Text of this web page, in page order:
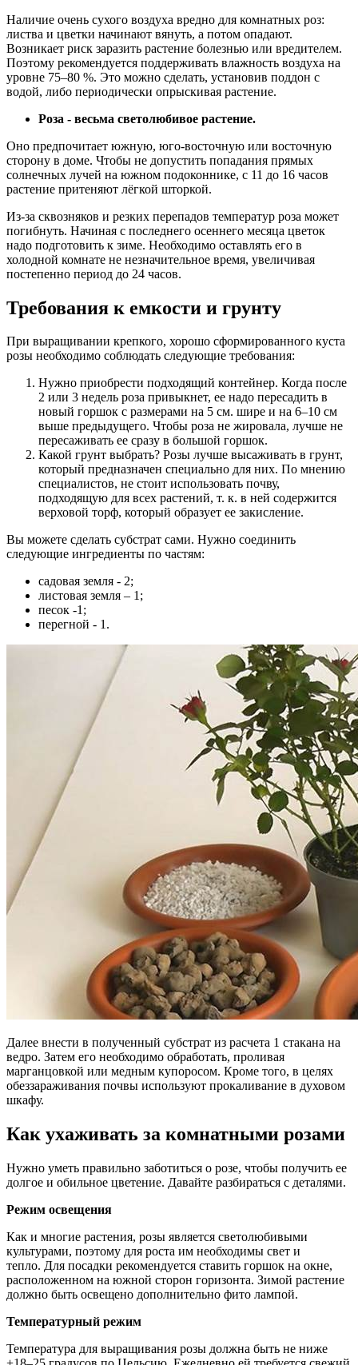
Наличие очень сухого воздуха вредно для комнатных роз:
листва и цветки начинают вянуть, а потом опадают.
Возникает риск заразить растение болезнью или вредителем.
Поэтому рекомендуется поддерживать влажность воздуха на
уровне 75–80 %. Это можно сделать, установив поддон с
водой, либо периодически опрыскивая растение.
Роза - весьма светолюбивое растение.
Оно предпочитает южную, юго-восточную или восточную
сторону в доме. Чтобы не допустить попадания прямых
солнечных лучей на южном подоконнике, с 11 до 16 часов
растение притеняют лёгкой шторкой.
Из-за сквозняков и резких перепадов температур роза может
погибнуть. Начиная с последнего осеннего месяца цветок
надо подготовить к зиме. Необходимо оставлять его в
холодной комнате не незначительное время, увеличивая
постепенно период до 24 часов.
Требования к емкости и грунту
При выращивании крепкого, хорошо сформированного куста
розы необходимо соблюдать следующие требования:
Нужно приобрести подходящий контейнер. Когда после
2 или 3 недель роза привыкнет, ее надо пересадить в
новый горшок с размерами на 5 см. шире и на 6–10 см
выше предыдущего. Чтобы роза не жировала, лучше не
пересаживать ее сразу в большой горшок.
Какой грунт выбрать? Розы лучше высаживать в грунт,
который предназначен специально для них. По мнению
специалистов, не стоит использовать почву,
подходящую для всех растений, т. к. в ней содержится
верховой торф, который образует ее закисление.
Вы можете сделать субстрат сами. Нужно соединить
следующие ингредиенты по частям:
cадовая земля - 2;
листовая земля – 1;
песок -1;
перегной - 1.
Далее внести в полученный субстрат из расчета 1 стакана на
ведро. Затем его необходимо обработать, проливая
марганцовкой или медным купоросом. Кроме того, в целях
обеззараживания почвы используют прокаливание в духовом
шкафу.
Как ухаживать за комнатными розами
Нужно уметь правильно заботиться о розе, чтобы получить ее
долгое и обильное цветение. Давайте разбираться с деталями.
Режим освещения
Как и многие растения, розы является светолюбивыми
культурами, поэтому для роста им необходимы свет и
тепло. Для посадки рекомендуется ставить горшок на окне,
расположенном на южной сторон горизонта. Зимой растение
должно быть освещено дополнительно фито лампой.
Температурный режим
Температура для выращивания розы должна быть не ниже